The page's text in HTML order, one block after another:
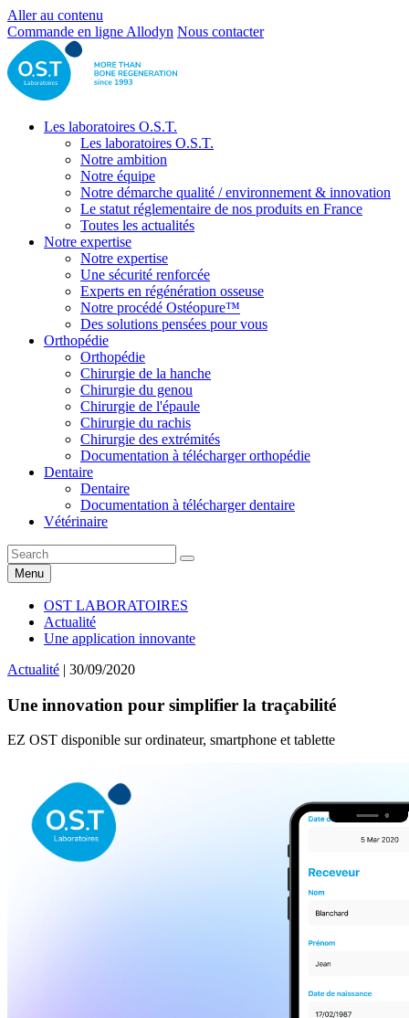
Aller au contenu
Commande en ligne Allodyn Nous contacter
Les laboratoires O.S.T.
Les laboratoires O.S.T.
Notre ambition
Notre équipe
Notre démarche qualité / environnement & innovation
Le statut réglementaire de nos produits en France
Toutes les actualités
Notre expertise
Notre expertise
Une sécurité renforcée
Experts en régénération osseuse
Notre procédé Ostéopure™
Des solutions pensées pour vous
Orthopédie
Orthopédie
Chirurgie de la hanche
Chirurgie du genou
Chirurgie de l'épaule
Chirurgie du rachis
Chirurgie des extrémités
Documentation à télécharger orthopédie
Dentaire
Dentaire
Documentation à télécharger dentaire
Vétérinaire
Menu
OST LABORATOIRES
Actualité
Une application innovante
Actualité | 30/09/2020
Une innovation pour simplifier la traçabilité
EZ OST disponible sur ordinateur, smartphone et tablette